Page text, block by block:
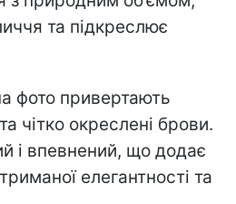
та підкреслює
фото привертають
чітко окреслені брови.
і впевнений, що додає
елегантності та